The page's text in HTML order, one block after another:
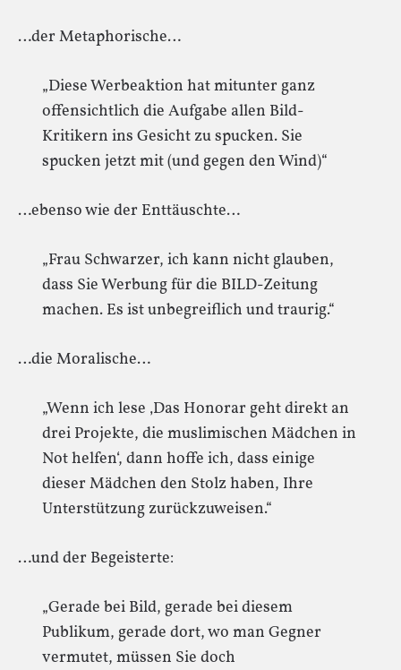
…der Metaphorische…
„Diese Werbeaktion hat mitunter ganz
offensichtlich die Aufgabe allen Bild-
Kritikern ins Gesicht zu spucken. Sie
spucken jetzt mit (und gegen den Wind)“
…ebenso wie der Enttäuschte…
„Frau Schwarzer, ich kann nicht glauben,
dass Sie Werbung für die BILD-Zeitung
machen. Es ist unbegreiflich und traurig.“
…die Moralische…
„Wenn ich lese ‚Das Honorar geht direkt an
drei Projekte, die muslimischen Mädchen in
Not helfen‘, dann hoffe ich, dass einige
dieser Mädchen den Stolz haben, Ihre
Unterstützung zurückzuweisen.“
…und der Begeisterte:
„Gerade bei Bild, gerade bei diesem
Publikum, gerade dort, wo man Gegner
vermutet, müssen Sie doch